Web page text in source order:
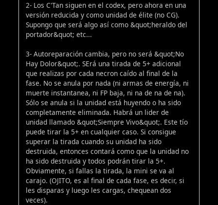
2- Los C'Tan siguen en el codex, pero ahora en una
versión reducida y como unidad de élite (no CG).
Supongo que será algo así como &quot;heraldo del
portador&quot; etc...
3- Autoreparación cambia, pero no será &quot;No
Hay Dolor&quot;. SErá una tirada de 5+ adicional
que realizas por cada necron caído al final de la
fase. No se anula por nada (ni armas de energía, ni
muerte instantanea, ni FP baja, ni na de na de na).
Sólo se anula si la unidad está huyendo o ha sido
completamente eliminada. Habrá un lider de
unidad llamado &quot;Siempre Vivo&quot;. Este tío
puede tirar la 5+ en cualquier caso. Si consigue
superar la tirada cuando su unidad ha sido
destruida, entonces contará como que la unidad no
ha sido destruida y todos podrán tirar la 5+.
Obviamente, si fallas la tirada, la mini se va al
carajo. (OJITO, es al final de cada fase, es decir, si
les disparas y luego les cargas, chequean dos
veces).